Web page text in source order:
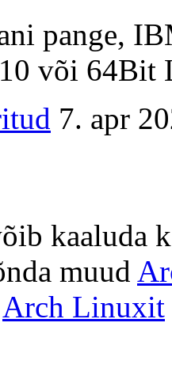
pange,
või 64Bit
7. apr
kaaluda
muud
Arch Linuxit